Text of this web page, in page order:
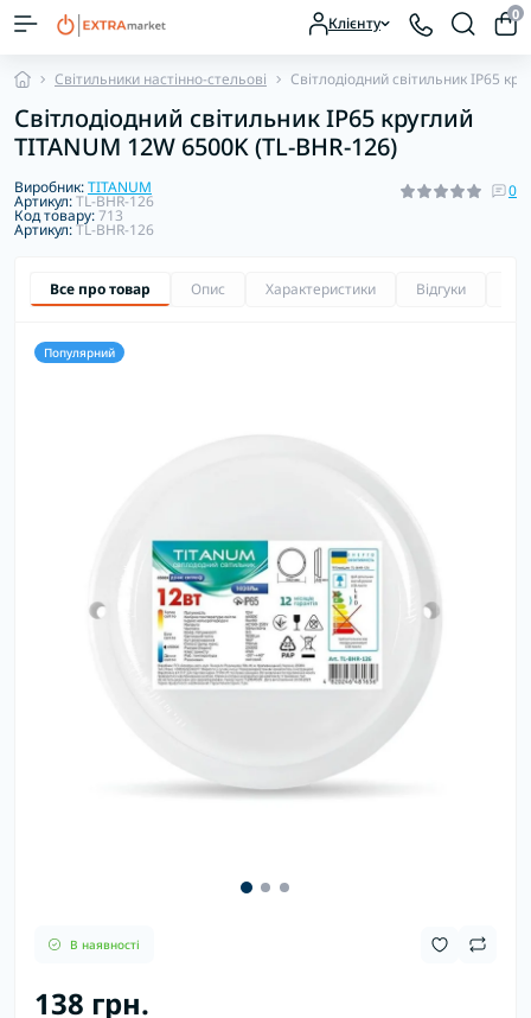
Клієнту 0
Світильники настінно-стельові Світлодіодний світильник IP65
Світлодіодний світильник IP65 круглий
TITANUM 12W 6500K (TL-BHR-126)
Виробник:TITANUM
Артикул:TL-BHR-126
Код товару:713
Артикул:TL-BHR-126
0
Все про товар Опис Характеристики Відгуки
Популярний
В наявності
138 грн.